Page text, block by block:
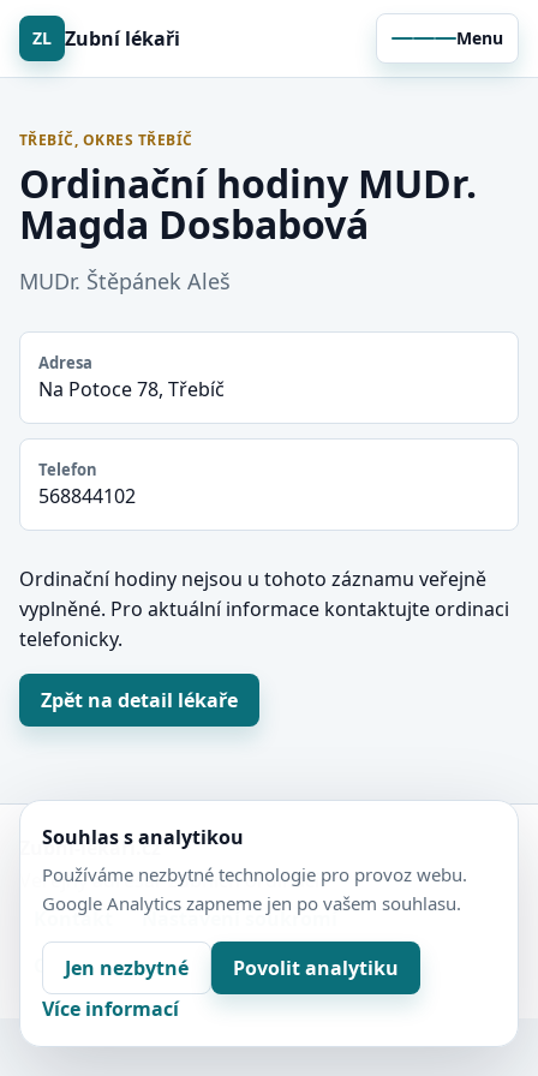
ZL Zubní lékaři Menu
TŘEBÍČ, OKRES TŘEBÍČ
Ordinační hodiny MUDr.
Magda Dosbabová
MUDr. Štěpánek Aleš
Adresa
Na Potoce 78, Třebíč
Telefon
568844102
Ordinační hodiny nejsou u tohoto záznamu veřejně
vyplněné. Pro aktuální informace kontaktujte ordinaci
telefonicky.
Zpět na detail lékaře
Zubní-lékaři.cz
Veřejný adresář zubních ordinací.
Kontakt
Nastavení soukromí
Ochrana soukromí
Sitemap
Souhlas s analytikou
Používáme nezbytné technologie pro provoz webu.
Google Analytics zapneme jen po vašem souhlasu.
Jen nezbytné
Povolit analytiku
Více informací